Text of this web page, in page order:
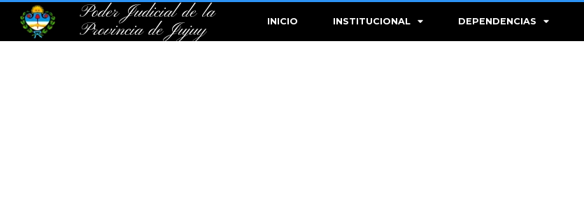
Poder Judicial de la
Provincia de Jujuy
INICIO INSTITUCIONAL DEPENDENCIAS